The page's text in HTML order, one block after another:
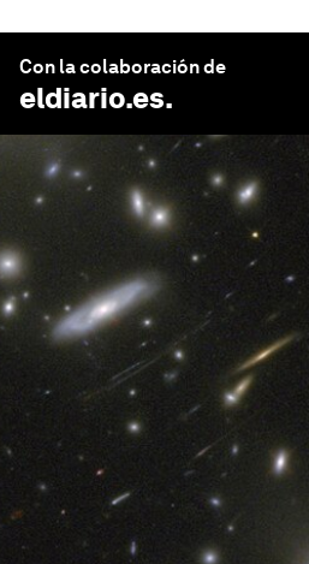
Con la colaboración de
eldiario.es.